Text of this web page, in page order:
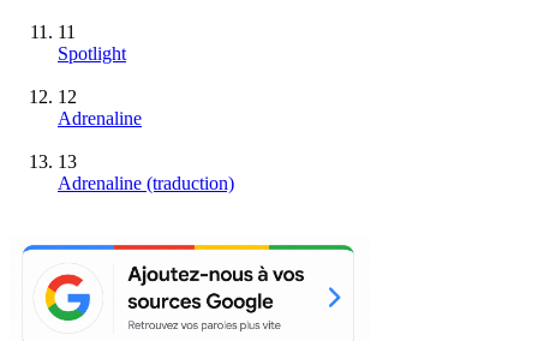
11
Spotlight
12
Adrenaline
13
Adrenaline (traduction)